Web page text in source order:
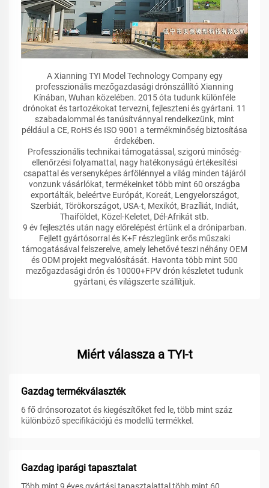
A Xianning TYI Model Technology Company egy
professzionális mezőgazdasági drónszállító Xianning
Kínában, Wuhan közelében. 2015 óta tudunk különféle
drónokat és tartozékokat tervezni, fejleszteni és gyártani. 11
szabadalommal és tanúsítvánnyal rendelkezünk, mint
például a CE, RoHS és ISO 9001 a termékminőség biztosítása
érdekében.
Professzionális technikai támogatással, szigorú minőség-
ellenőrzési folyamattal, nagy hatékonyságú értékesítési
csapattal és versenyképes árfölénnyel a világ minden tájáról
vonzunk vásárlókat, termékeinket több mint 60 országba
exportálták, beleértve Európát, Koreát, Lengyelországot,
Szerbiát, Törökországot, USA-t, Mexikót, Brazíliát, Indiát,
Thaiföldet, Közel-Keletet, Dél-Afrikát stb.
9 év fejlesztés után nagy előrelépést értünk el a dróniparban.
Fejlett gyártósorral és K+F részlegünk erős műszaki
támogatásával felszerelve, amely lehetővé teszi néhány OEM
és ODM projekt megvalósítását. Havonta több mint 500
mezőgazdasági drón és 10000+FPV drón készletet tudunk
gyártani, és világszerte szállítjuk.
Miért válassza a TYI-t
Gazdag termékválaszték
6 fő drónsorozatot és kiegészítőket fed le, több mint száz
különböző specifikációjú és modellű termékkel.
Gazdag iparági tapasztalat